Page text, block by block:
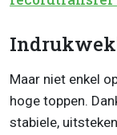
Maar niet enkel
hoge toppen.
stabiele,